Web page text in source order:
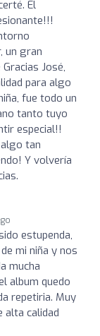
El
un gran
José,
para algo
fue todo un
tanto tuyo
especial!!
tan
Y volvería
estupenda,
mi niña y nos
mucha
album quedo
repetiria. Muy
alta calidad